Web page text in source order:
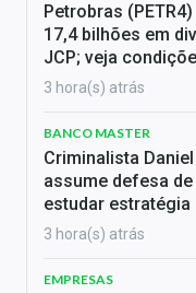
Petrobras
17,4 bilhões em
JCP; veja
3 hora(s) atrás
BANCO MASTER
Criminalista
assume defesa
estudar
3 hora(s) atrás
EMPRESAS